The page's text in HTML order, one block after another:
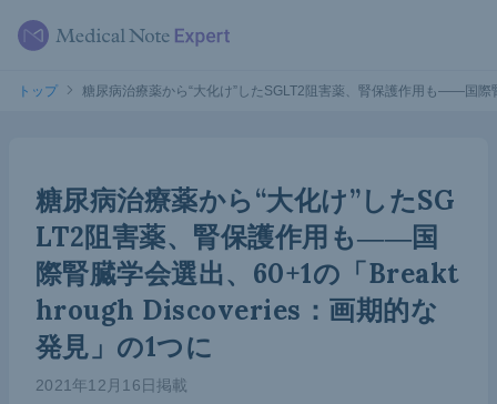
トップ 糖尿病治療薬から“大化け”したSGLT2阻害薬、腎保護作用も――国
糖尿病治療薬から“大化け”したSG
LT2阻害薬、腎保護作用も――国
際腎臓学会選出、60+1の「Breakt
hrough Discoveries：画期的な
発見」の1つに
2021年12月16日掲載